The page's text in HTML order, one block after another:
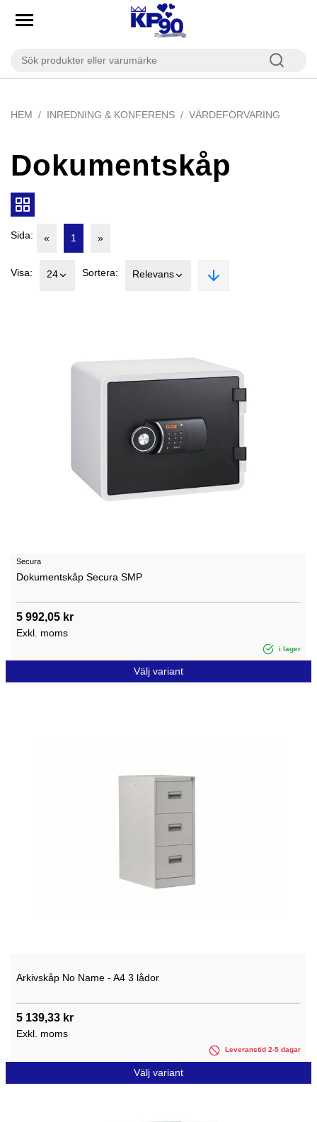
HEM INREDNING & KONFERENS VÄRDEFÖRVARING
Dokumentskåp
Sida: « 1 »
Visa: 24 Sortera: Relevans
Secura
Dokumentskåp Secura SMP
5 992,05 kr
Exkl. moms
i lager
Välj variant
Arkivskåp No Name - A4 3 lådor
5 139,33 kr
Exkl. moms
Leveranstid 2-5 dagar
Välj variant